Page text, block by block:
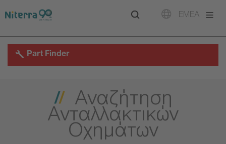
to
to
to
EMEA
Part Finder
Αναζήτηση
Ανταλλακτικών
Οχημάτων